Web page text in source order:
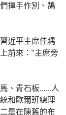
揮手作別、鵠
近平主席佳耦
前來：“主席旁
、青石板……人
和歐爾班總理
是在陳舊的布